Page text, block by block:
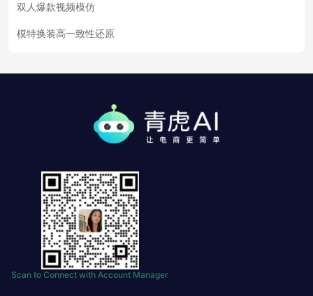
双人爆款视频模仿
模特换装高一致性还原
Scan to Connect with Account Manager